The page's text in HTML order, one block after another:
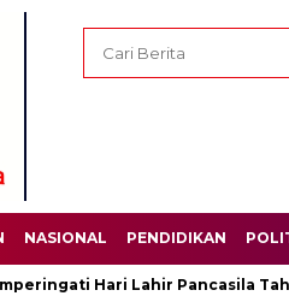
NASIONAL PENDIDIKAN
Hari Lahir Pancasila Tahun 2026